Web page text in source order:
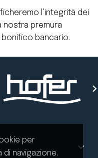
per
di navigazione.
l’integrità dei
premura
bancario.
